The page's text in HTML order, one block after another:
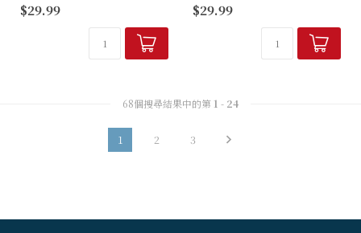
花布料和奢華的仿皮革。這些
為女性設計的精緻實用套保護
你的聖經，迎合你的時尚品
$29.99 $29.99
68個搜尋結果中的第 1 - 24
1 2 3